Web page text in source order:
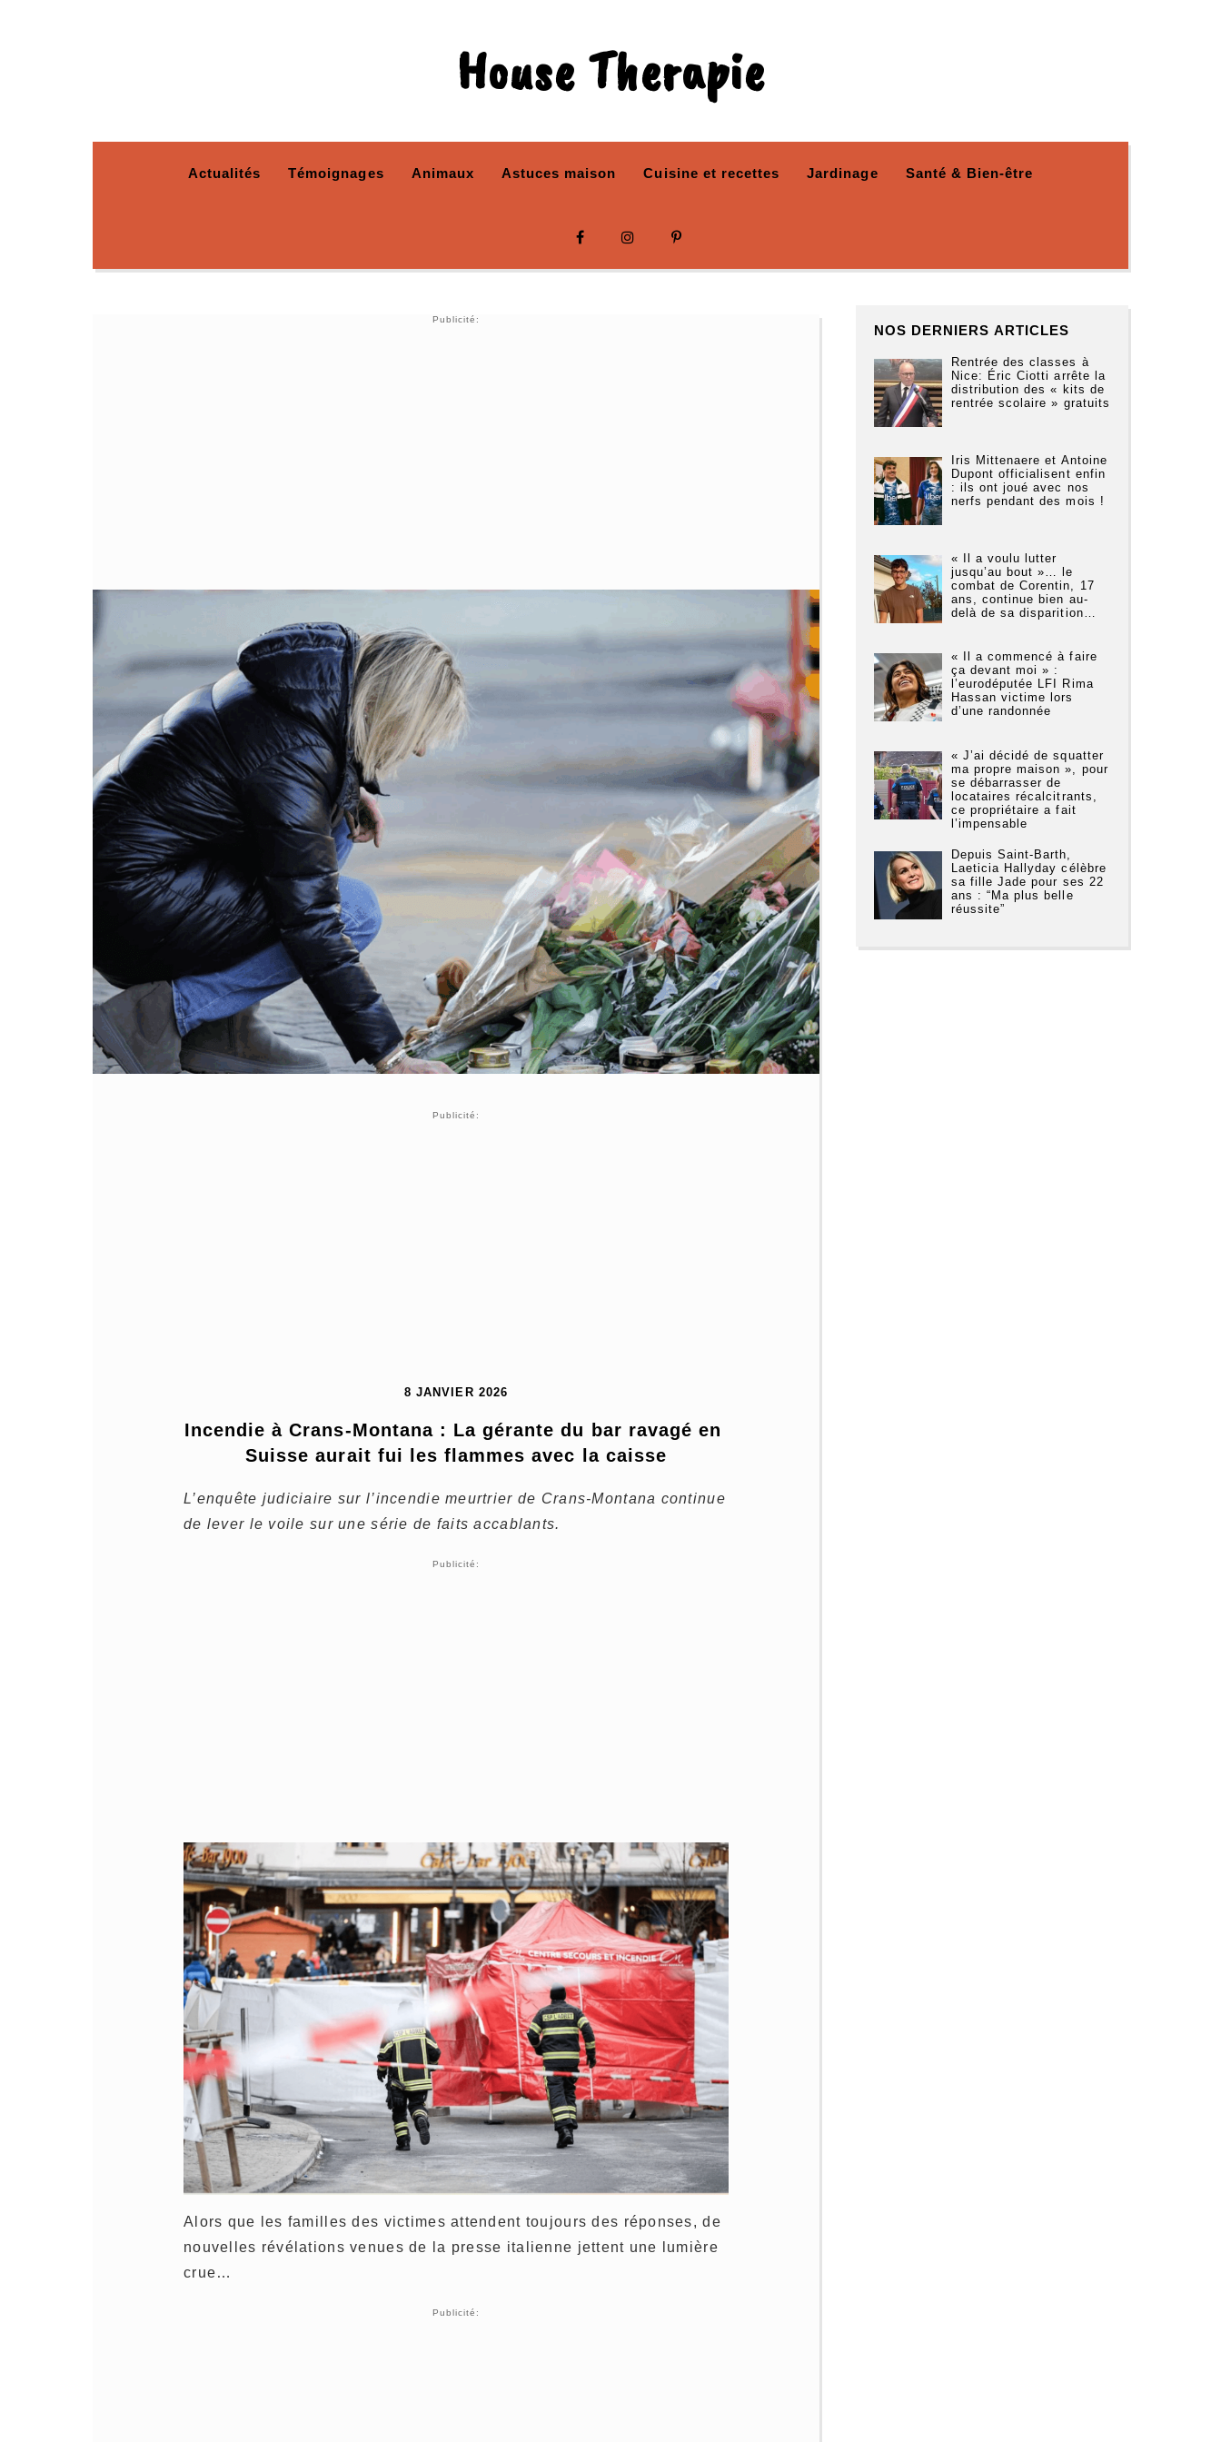
House Therapie
Actualités Témoignages Animaux Astuces maison Cuisine et recettes Jardinage Santé & Bien-être
Publicité:
Publicité:
8 JANVIER 2026
Incendie à Crans-Montana : La gérante du bar ravagé en
Suisse aurait fui les flammes avec la caisse
L’enquête judiciaire sur l’incendie meurtrier de Crans-Montana continue
de lever le voile sur une série de faits accablants.
Publicité:
Alors que les familles des victimes attendent toujours des réponses, de
nouvelles révélations venues de la presse italienne jettent une lumière
crue…
Publicité:
NOS DERNIERS ARTICLES
Rentrée des classes à
Nice: Éric Ciotti arrête la
distribution des « kits de
rentrée scolaire » gratuits
Iris Mittenaere et Antoine
Dupont officialisent enfin
: ils ont joué avec nos
nerfs pendant des mois !
« Il a voulu lutter
jusqu’au bout »… le
combat de Corentin, 17
ans, continue bien au-
delà de sa disparition…
« Il a commencé à faire
ça devant moi » :
l’eurodéputée LFI Rima
Hassan victime lors
d’une randonnée
« J’ai décidé de squatter
ma propre maison », pour
se débarrasser de
locataires récalcitrants,
ce propriétaire a fait
l’impensable
Depuis Saint-Barth,
Laeticia Hallyday célèbre
sa fille Jade pour ses 22
ans : “Ma plus belle
réussite”